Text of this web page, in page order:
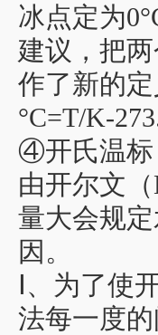
冰点定为
建议，把
作了新的
°C=T/K-
④开氏温标
由开尔文
量大会规
因。
Ⅰ、为了
法每一度